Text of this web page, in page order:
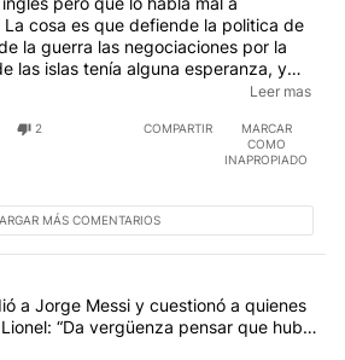
La cosa es que defiende la politica de
la guerra las negociaciones por la
las islas tenía alguna esperanza, y
fluida con el continente, que es
hasta que asumió el títere
con el mamarracho de esta nota, que
el oro). Patéticos, nunca aprenderán
y callarse la boca en honor a sus
Leer mas
2 COMPARTIR
MARCAR
COMO
INAPROPIADO
MÁS COMENTARIOS
artículos con más comentarios en los
con el título "Milei despidió a Jorge
a Jorge Messi y cuestionó a quienes
“Da vergüenza pensar que hubo